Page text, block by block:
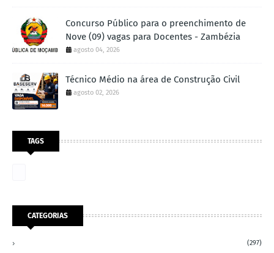
Concurso Público para o preenchimento de
Nove (09) vagas para Docentes - Zambézia
agosto 04, 2026
Técnico Médio na área de Construção Civil
agosto 02, 2026
TAGS
CATEGORIAS
(297)